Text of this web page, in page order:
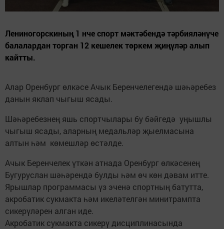
Лениногорскиның 1 нче спорт мәктәбендә тәрбияләнүче
балалардан торган 12 кешелек төркем җиңүләр алып
кайтты.
Алар Оренбург өлкәсе Ачык Беренчелегендә шәһәребез
данын яклап чыгыш ясады.
Шәһәребезнең яшь спортчылары бу бәйгедә уңышлы
чыгыш ясады, аларның медальләр җыелмасына
алтын һәм көмешләр өстәлде.
Ачык Беренчелек үткән атнада Оренбург өлкәсенең
Бугуруслан шәһәрендә булды һәм өч көн дәвам итте.
Ярышлар программасы үз эченә спортның батутта,
акробатик сукмакта һәм икеләтелгән минитрампта
сикерүләрен алган иде.
Акробатик сукмакта сикерү дисциплинасында